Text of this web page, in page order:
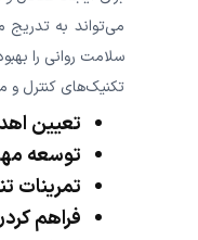
می‌تواند به تدریج
سلامت روانی را
تکنیک‌های کنترل و
تعیین
توسعه
تمرینات
فراهم